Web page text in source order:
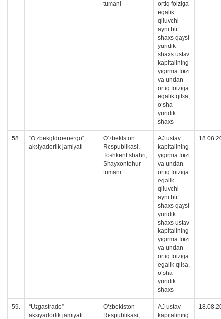
tumani
ortiq foiziga
egalik
qiluvchi
ayni bir
shaxs qaysi
yuridik
shaxs ustav
kapitalining
yigirma foizi
va undan
ortiq foiziga
egalik qilsa,
oʻsha
yuridik
shaxs
58.
“O‘zbekgidroenergo”
aksiyadorlik jamiyati
O‘zbekiston
Respublikasi,
Toshkent shahri,
Shayxontohur
tumani
AJ ustav
kapitalining
yigirma foizi
va undan
ortiq foiziga
egalik
qiluvchi
ayni bir
shaxs qaysi
yuridik
shaxs ustav
kapitalining
yigirma foizi
va undan
ortiq foiziga
egalik qilsa,
oʻsha
yuridik
shaxs
59.
“Uzgastrade”
aksiyadorlik jamiyati
O‘zbekiston
Respublikasi,
AJ ustav
kapitalining